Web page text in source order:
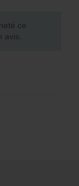
ce
avis.